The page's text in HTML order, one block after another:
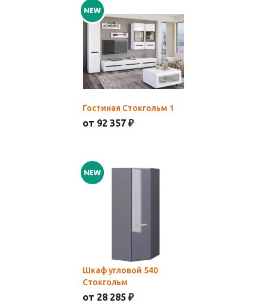
Гостиная Стокгольм 1
от 92 357 ₽
Шкаф угловой 540
Стокгольм
от 28 285 ₽